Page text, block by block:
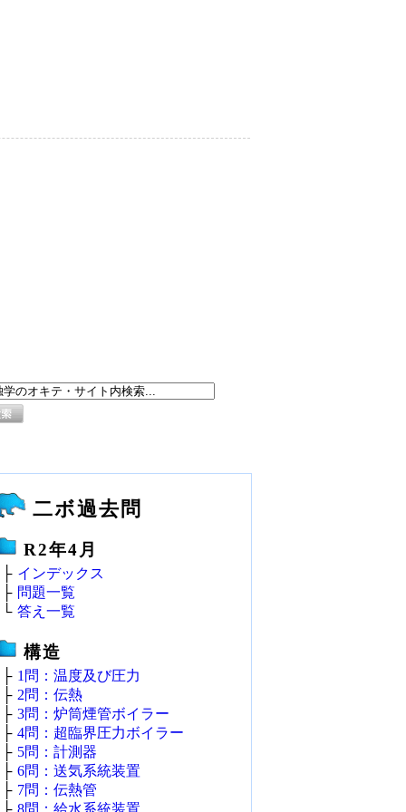
二ボ過去問
R2年4月
├ インデックス
├ 問題一覧
└ 答え一覧
構造
├ 1問：温度及び圧力
├ 2問：伝熱
├ 3問：炉筒煙管ボイラー
├ 4問：超臨界圧力ボイラー
├ 5問：計測器
├ 6問：送気系統装置
├ 7問：伝熱管
├ 8問：給水系統装置